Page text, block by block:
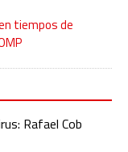
tiempos de
Rafael Cob